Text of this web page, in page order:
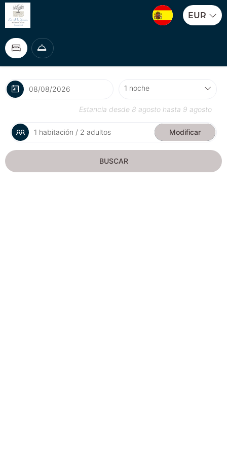
EUR
Estancia desde 8 agosto hasta 9 agosto
1 habitación / 2 adultos Modificar